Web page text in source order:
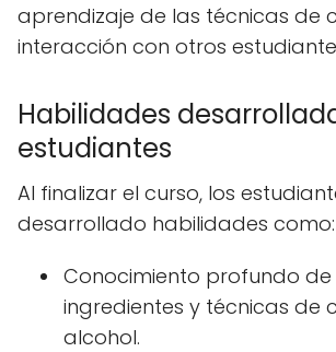
aprendizaje de las técnicas de
interacción con otros
Habilidades
estudiantes
Al finalizar el curso, los
desarrollado habilidades como:
Conocimiento profundo de
ingredientes y técnicas de
alcohol.